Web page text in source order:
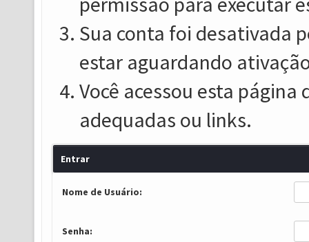
Sua conta foi desativada
estar aguardando
Você acessou esta
adequadas ou links.
Entrar
Nome de Usuário:
Senha: